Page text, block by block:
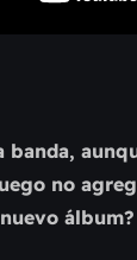
banda,
no
álbum?